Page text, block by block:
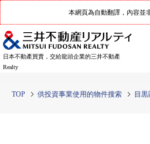
本網頁為自動翻譯，內容並
日本不動產買賣，交給龍頭企業的三井不動產
Realty
TOP 供投資事業使用的物件搜索 目黒